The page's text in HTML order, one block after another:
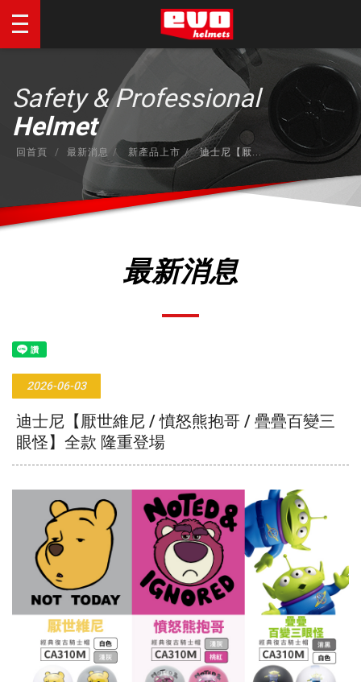
Safety & Professional
Helmet
回首頁 最新消息 新產品上市 迪士尼【厭...
最新消息
2026-06-03
迪士尼【厭世維尼 / 憤怒熊抱哥 / 疊疊百變三
眼怪】全款 隆重登場